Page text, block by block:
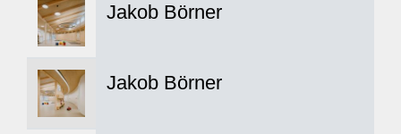
Jakob Börner
Jakob Börner